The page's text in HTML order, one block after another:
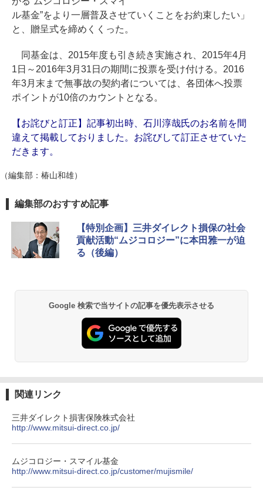
ル基金”をより一層普及させていくことをお約束したい」
と、贈呈式を締めくくった。
同基金は、2015年度も引き続き実施され、2015年4月
1日～2016年3月31日の期間に投票を受け付ける。2016
年3月末まで無事故の契約者については、各団体へ投票
ポイントが10倍のカウントとなる。
【お詫びと訂正】記事初出時、石川淳哉氏のお名前を間
違えて掲載しておりました。お詫びして訂正させていた
だきます。
（編集部：椿山和雄）
編集部のおすすめ記事
【特別企画】三井ダイレクト損保の社会
貢献活動“ムジコロジー”に本田雅一が迫
る（後編）
Google 検索で当サイトの記事を優先表示させる
関連リンク
三井ダイレクト損害保険株式会社
http://www.mitsui-direct.co.jp/
ムジコロジー・スマイル基金
http://www.mitsui-direct.co.jp/customer/mujismile/